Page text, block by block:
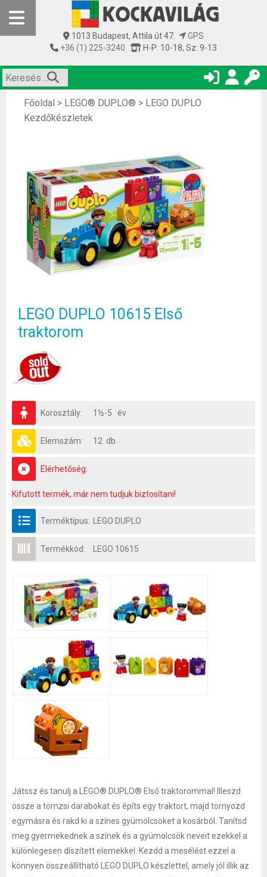
1013 Budapest, Attila út 47.
GPS
+36 (1) 225-3240
H-P: 10-18, Sz: 9-13
Főoldal > LEGO® DUPLO® > LEGO DUPLO
Kezdőkészletek
LEGO DUPLO 10615 Első
traktorom
Korosztály: 1½-5 év
Elemszám: 12 db
Elérhetőség:
Kifutott termék, már nem tudjuk biztosítani!
Terméktípus: LEGO DUPLO
Termékkód: LEGO 10615
Játssz és tanulj a LEGO® DUPLO® Első traktorommal! Illeszd
össze a tömzsi darabokat és építs egy traktort, majd tornyozd
egymásra és rakd ki a színes gyümölcsöket a kosárból. Tanítsd
meg gyermekednek a színek és a gyümölcsök neveit ezekkel a
különlegesen díszített elemekkel. Kezdd a mesélést ezzel a
könnyen összeállítható LEGO DUPLO készlettel, amely jól illik az